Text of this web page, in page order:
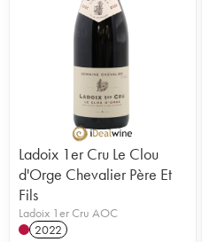
Ladoix 1er Cru Le Clou
d'Orge Chevalier Père Et
Fils
Ladoix 1er Cru AOC
2022